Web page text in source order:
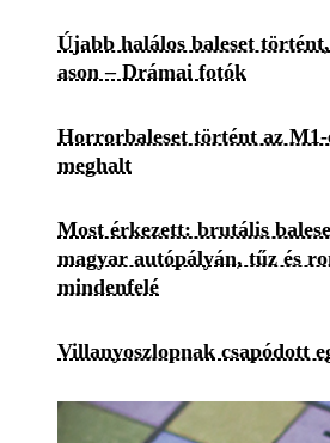
Újabb halálos baleset
ason – Drámai fotók
Horrorbaleset történt az M1-
meghalt
Most érkezett: brutális
magyar autópályán, tűz és
mindenfelé
Villanyoszlopnak csapódott